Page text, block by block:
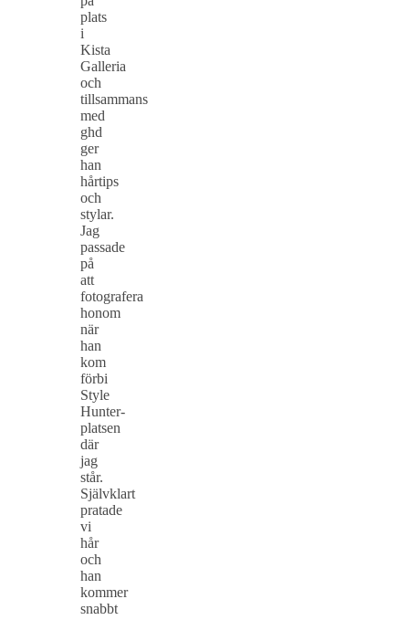
plats
i
Kista
Galleria
och
tillsammans
med
ghd
ger
han
hårtips
och
stylar.
Jag
passade
på
att
fotografera
honom
när
han
kom
förbi
Style
Hunter-
platsen
där
jag
står.
Självklart
pratade
vi
hår
och
han
kommer
snabbt